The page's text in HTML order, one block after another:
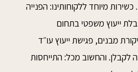
כשירות מיוחד ללקוחותינו: הפנייה
ייעוץ משפטי בתחום
מבנים, פגישת ייעוץ עו״ד
לקבלן. והחשוב מכל: התייחסות